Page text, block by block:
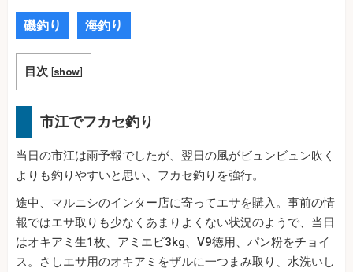
磯釣り 海釣り
目次 [show]
市江でフカセ釣り
当日の市江は雨予報でしたが、翌日の風がビュンビュン吹く
よりも釣りやすいと思い、フカセ釣りを強行。
途中、マルニシのインター店に寄ってエサを購入。事前の情
報ではエサ取りも少なくあまりよくない状況のようで、当日
はオキアミ生1枚、アミエビ3kg、V9徳用、パン粉をチョイ
ス。さしエサ用のオキアミをザルに一つまみ取り、水洗いし